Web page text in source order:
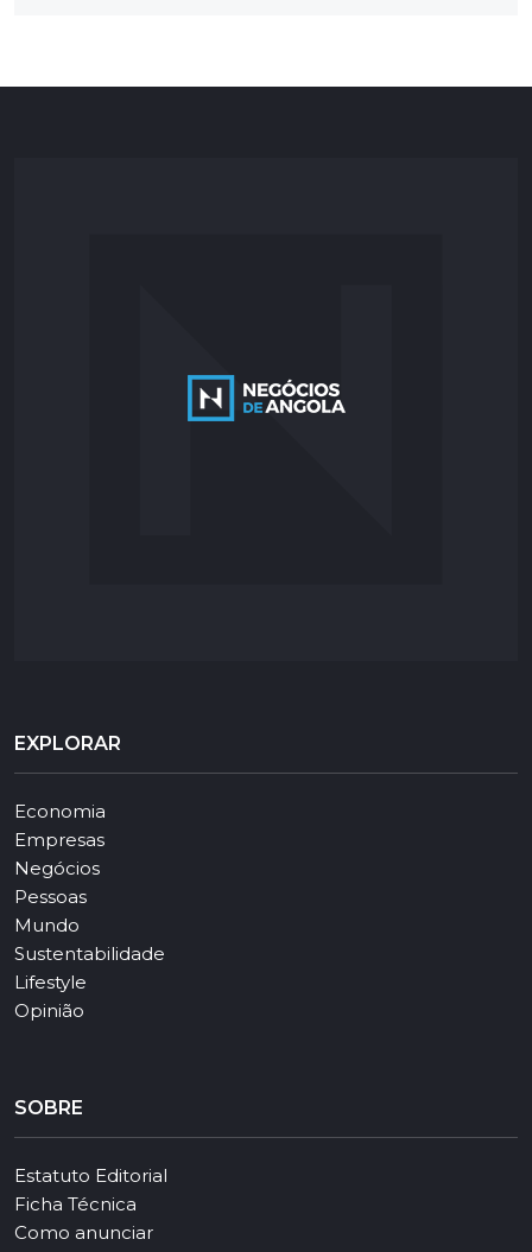
EXPLORAR
Economia
Empresas
Negócios
Pessoas
Mundo
Sustentabilidade
Lifestyle
Opinião
SOBRE
Estatuto Editorial
Ficha Técnica
Como anunciar